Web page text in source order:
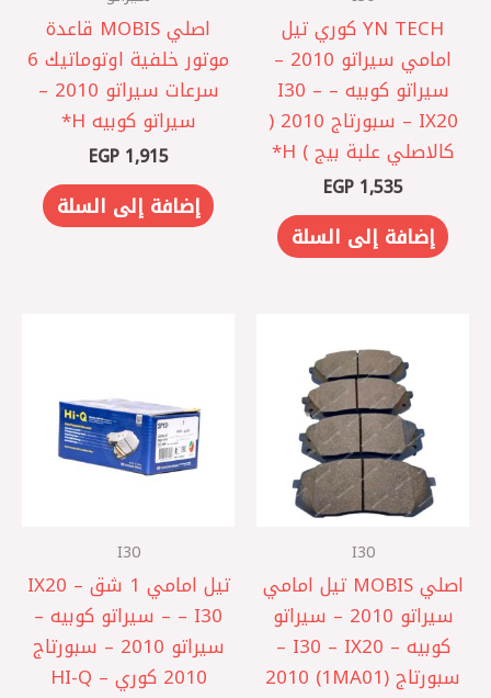
‏YN TECH كوري تيل
امامي سيراتو 2010 –
سيراتو كوبيه – I30 –
IX20 – سبورتاج 2010 (
كالاصلي علبة بيج ) H*
EGP1,535
إضافة إلى السلة
اصلي MOBIS قاعدة
موتور خلفية اوتوماتيك 6
سرعات سيراتو 2010 –
سيراتو كوبيه ‏H*
EGP1,915
إضافة إلى السلة
I30
اصلي MOBIS تيل امامي
سيراتو 2010 – سيراتو
كوبيه – I30 – IX20 –
سبورتاج (1MA01) 2010
I30
تيل امامي 1 شق – IX20
– I30 – سيراتو كوبيه –
سيراتو 2010 – سبورتاج
2010 كوري – HI-Q